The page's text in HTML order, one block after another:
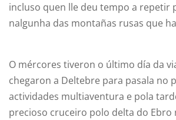
incluso quen lle deu tempo a repetir
nalgunha das montañas rusas que
O mércores tiveron o último día da
chegaron a Deltebre para pasala no
actividades multiaventura e pola
precioso cruceiro polo delta do Ebro